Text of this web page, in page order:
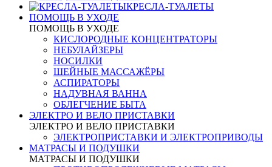
КРЕСЛА-ТУАЛЕТЫ
ПОМОЩЬ В УХОДЕ
ПОМОЩЬ В УХОДЕ
КИСЛОРОДНЫЕ КОНЦЕНТРАТОРЫ
НЕБУЛАЙЗЕРЫ
НОСИЛКИ
ШЕЙНЫЕ МАССАЖЁРЫ
АСПИРАТОРЫ
НАДУВНАЯ ВАННА
ОБЛЕГЧЕНИЕ БЫТА
ЭЛЕКТРО И ВЕЛО ПРИСТАВКИ
ЭЛЕКТРО И ВЕЛО ПРИСТАВКИ
ЭЛЕКТРОПРИСТАВКИ И ЭЛЕКТРОПРИВОДЫ
МАТРАСЫ И ПОДУШКИ
МАТРАСЫ И ПОДУШКИ